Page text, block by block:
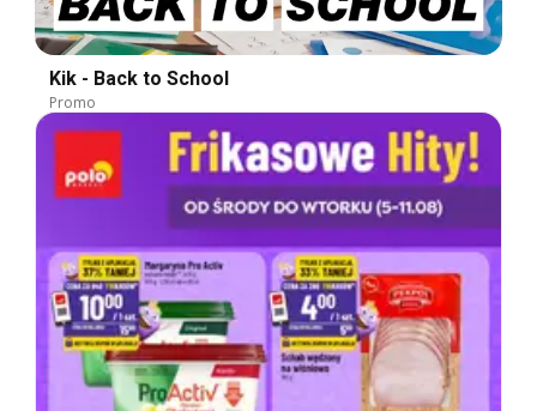
Kik - Back to School
Promo